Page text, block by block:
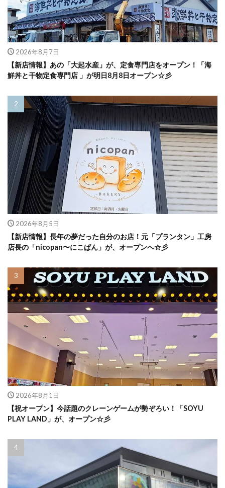
2026年8月7日
【新店情報】あの「大起水産」が、定食専門店をオープン！「海
鮮丼と干物定食専門店 」が明日8月8日オープン☆彡
2026年8月5日
【新店情報】長年の夢だった自分のお店！元「プランタン」工房
店長の「nicopan〜にこぱん」が、オープンへ☆彡
2026年8月1日
【祝オープン】今話題のクレーンゲームが勢ぞろい！「SOYU
PLAY LAND」が、オープン☆彡